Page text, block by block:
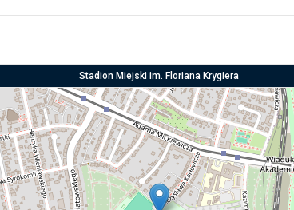
Stadion Miejski im. Floriana Krygiera